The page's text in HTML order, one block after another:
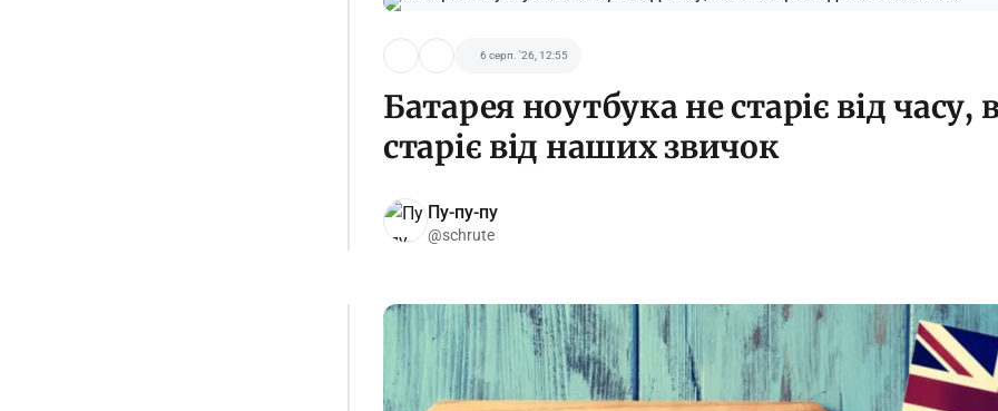
6 серп. '26, 12:55
Батарея ноутбука не старіє від часу,
старіє від наших звичок
Пу-пу-пу
@schrute